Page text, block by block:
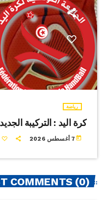
رياضة
كرة اليد : التركيبة
today 7 أغسطس 2026
COMMENTS (0)